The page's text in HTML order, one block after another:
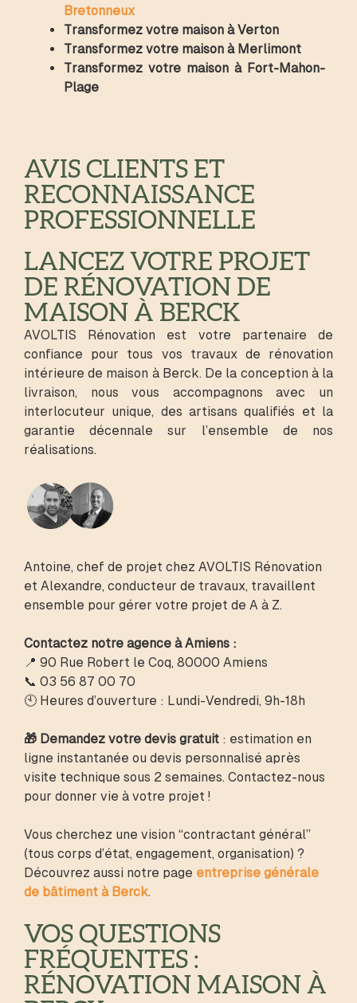
Bretonneux
Transformez votre maison àVerton
Transformez votre maison à Merlimont
Transformez votre maison à Fort-Mahon-
Plage
AVIS CLIENTS ET
RECONNAISSANCE
PROFESSIONNELLE
LANCEZ VOTRE PROJET
DE RÉNOVATION DE
MAISON À BERCK
AVOLTIS Rénovation est votre partenaire de
confiance pour tous vos travaux de rénovation
intérieure de maison à Berck. De la conception à la
livraison, nous vous accompagnons avec un
interlocuteur unique, des artisans qualifiés et la
garantie décennale sur l’ensemble de nos
réalisations.
Antoine, chef de projet chez AVOLTIS Rénovation
et Alexandre, conducteur de travaux, travaillent
ensemble pour gérer votre projet de A à Z.
Contactez notre agence à Amiens :
📍 90 Rue Robert le Coq, 80000 Amiens
📞 03 56 87 00 70
🕙 Heures d’ouverture : Lundi-Vendredi, 9h-18h
🎁 Demandez votre devis gratuit : estimation en
ligne instantanée ou devis personnalisé après
visite technique sous 2 semaines. Contactez-nous
pour donner vie à votre projet !
Vous cherchez une vision “contractant général”
(tous corps d’état, engagement, organisation) ?
Découvrez aussi notre page entreprise générale
de bâtiment à Berck.
VOS QUESTIONS
FRÉQUENTES :
RÉNOVATION MAISON À